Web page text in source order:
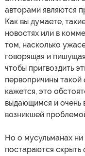
авторами являются
Как вы думаете,
новостях или в
том, насколько
говорящая и
чтобы пригвоздить
первопричины
кажется, это
выдающимся и очень
возникшей
Но о мусульманах
постараются